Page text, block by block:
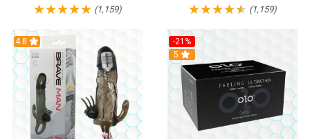
(1,159) (1,159)
4.8
-21%
Hot
5